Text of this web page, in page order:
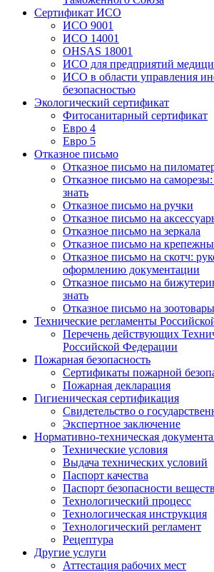
Сертификат ИСО
ИСО 9001
ИСО 14001
OHSAS 18001
ИСО для предприятий
ИСО в области управления
безопасностью
Экологический сертификат
Фитосанитарный сертификат
Евро 4
Евро 5
Отказное письмо
Отказное письмо на
Отказное письмо на
знать
Отказное письмо на ручки
Отказное письмо на
Отказное письмо на зеркала
Отказное письмо на
Отказное письмо на скотч:
оформлению документации
Отказное письмо на
знать
Отказное письмо на зоотовары
Технические регламенты
Перечень действующих
Российской Федерации
Пожарная безопасность
Сертификаты пожарной
Пожарная декларация
Гигиеническая сертификация
Свидетельство о
Экспертное заключение
Нормативно-техническая
Технические условия
Выдача технических условий
Паспорт качества
Паспорт безопасности
Технологический процесс
Технологическая инструкция
Технологический регламент
Рецептура
Другие услуги
Аттестация рабочих мест